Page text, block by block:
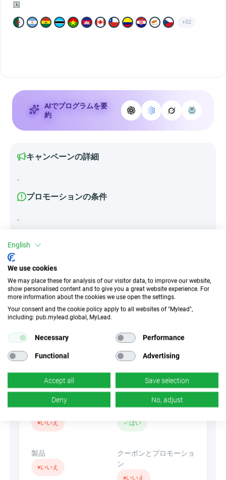
国
+52
AIでプログラムを要
約
キャンペーンの詳細
-
プロモーションの条件
-
デバイス
モバイルデバイス
デスクトップ タブレット
インセンティブなし
n/d
n/d
バナー
×いいえ
リンクを隠す
✓はい
製品
×いいえ
クーポンとプロモーショ
ン
×いいえ
English
We use cookies
We may place these for analysis of our visitor data, to improve our website,
show personalised content and to give you a great website experience. For
more information about the cookies we use open the settings.
Your consent and the cookie policy apply to all websites of "Mylead",
including: pub.mylead.global, MyLead.
Necessary Performance
Functional Advertising
Accept all Save selection
Deny No, adjust